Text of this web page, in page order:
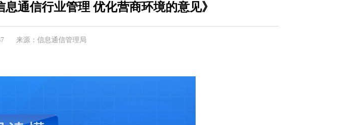
通信行业管理 优化营商环境的意见》
来源：信息通信管理局